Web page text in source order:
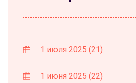
1 июля 2025 (21)
1 июня 2025 (22)